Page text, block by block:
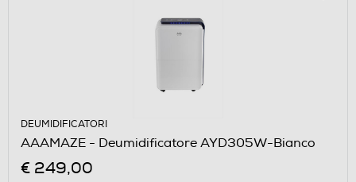
DEUMIDIFICATORI
AAAMAZE - Deumidificatore AYD305W-Bianco
€ 249,00